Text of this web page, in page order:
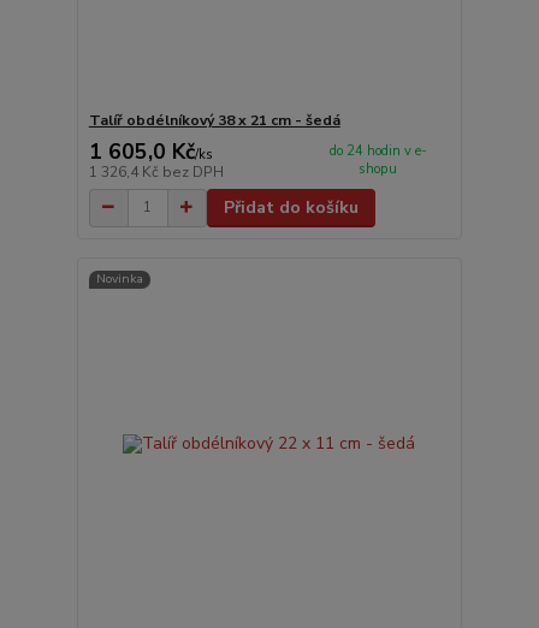
Talíř obdélníkový 38 x 21 cm - šedá
1 605,0 Kč/ks
1 326,4 Kč bez DPH
do 24 hodin v e-
shopu
Přidat do košíku
Novinka